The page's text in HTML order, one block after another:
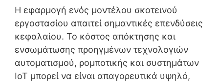
Η εφαρμογή ενός μοντέλου σκοτεινού
εργοστασίου απαιτεί σημαντικές επενδύσεις
κεφαλαίου. Το κόστος απόκτησης και
ενσωμάτωσης προηγμένων τεχνολογιών
αυτοματισμού, ρομποτικής και συστημάτων
IoT μπορεί να είναι απαγορευτικά υψηλό,